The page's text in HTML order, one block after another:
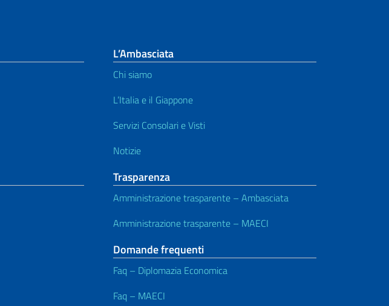
L’Ambasciata
Chi siamo
L’Italia e il Giappone
Servizi Consolari e Visti
Notizie
Trasparenza
Amministrazione trasparente – Ambasciata
Amministrazione trasparente – MAECI
Domande frequenti
Faq – Diplomazia Economica
Faq – MAECI